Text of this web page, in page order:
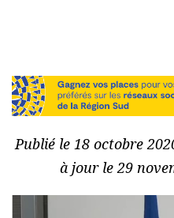
Publié le 18 octobre
à jour le 29